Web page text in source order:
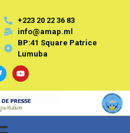
+223 20 22 36 83
info@amap.ml
BP:41 Square Patrice
Lumuba